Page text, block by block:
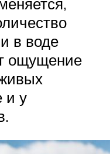
в воде
ощущение
и у